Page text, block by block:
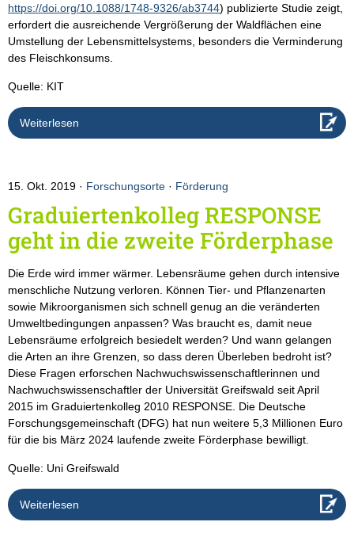
https://doi.org/10.1088/1748-9326/ab3744) publizierte Studie zeigt,
erfordert die ausreichende Vergrößerung der Waldflächen eine
Umstellung der Lebensmittelsystems, besonders die Verminderung
des Fleischkonsums.
Quelle: KIT
Weiterlesen
15. Okt. 2019 Forschungsorte · Förderung
Graduiertenkolleg RESPONSE
geht in die zweite Förderphase
Die Erde wird immer wärmer. Lebensräume gehen durch intensive
menschliche Nutzung verloren. Können Tier- und Pflanzenarten
sowie Mikroorganismen sich schnell genug an die veränderten
Umweltbedingungen anpassen? Was braucht es, damit neue
Lebensräume erfolgreich besiedelt werden? Und wann gelangen
die Arten an ihre Grenzen, so dass deren Überleben bedroht ist?
Diese Fragen erforschen Nachwuchswissenschaftlerinnen und
Nachwuchswissenschaftler der Universität Greifswald seit April
2015 im Graduiertenkolleg 2010 RESPONSE. Die Deutsche
Forschungsgemeinschaft (DFG) hat nun weitere 5,3 Millionen Euro
für die bis März 2024 laufende zweite Förderphase bewilligt.
Quelle: Uni Greifswald
Weiterlesen